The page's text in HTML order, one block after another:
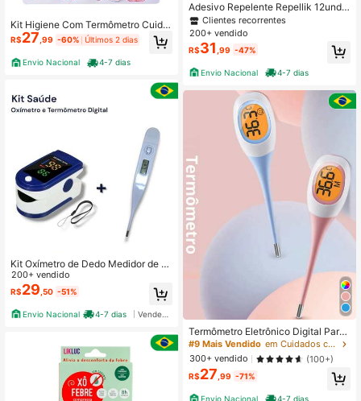
Kit Higiene Com Termômetro Cuida
do Bebê Recém Nascido 13pçs
R$27 ,99 -60% Últimos 2 dias
Envio Nacional 4-7 dias
Kit Oxímetro de Dedo Medidor de S
aturação + Termômetro Digital Tem
peratura
200+ vendido
R$29 ,50 -51%
Envio Nacional 4-7 dias
Adesivo Repelente Repellik 12und
Contra picada Inseto Likluc sapinho
mosquito dengue pernilongo
Clientes recorrentes
200+ vendido
R$31 ,99 -47%
Envio Nacional 4-7 dias
Termômetro Eletrônico Digital Para
Bebês – Medição Rápida Em 8 Segu
ndos
#9 Mais Vendido
em Cuidados com a saúde do bebê
300+ vendido
(100+)
R$27 ,99 -71%
Envio Nacional 4-7 dias